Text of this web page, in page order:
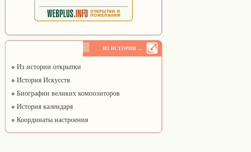
ИЗ ИСТОРИИ ...
Из истории открытки
История Искусств
Биографии великих композиторов
История календаря
Координаты настроения